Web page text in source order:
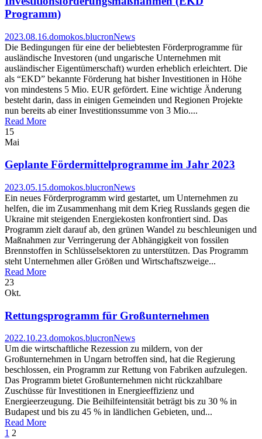
Programm)
2023.08.16.domokos.blucronNews
Die Bedingungen für eine der beliebtesten Förderprogramme für
ausländische Investoren (und ungarische Unternehmen mit
ausländischer Eigentümerschaft) wurden erheblich erleichtert. Die
als “EKD” bekannte Förderung hat bisher Investitionen in Höhe
von mindestens 5 Mio. EUR gefördert. Eine wichtige Änderung
besteht darin, dass in einigen Gemeinden und Regionen Projekte
nun bereits ab einer Investitionssumme von 3 Mio....
Read More
15
Mai
Geplante Fördermittelprogramme im Jahr 2023
2023.05.15.domokos.blucronNews
Ein neues Förderprogramm wird gestartet, um Unternehmen zu
helfen, die im Zusammenhang mit dem Krieg Russlands gegen die
Ukraine mit steigenden Energiekosten konfrontiert sind. Das
Programm zielt darauf ab, den grünen Wandel zu beschleunigen und
Maßnahmen zur Verringerung der Abhängigkeit von fossilen
Brennstoffen in Schlüsselsektoren zu unterstützen. Das Programm
steht Unternehmen aller Größen und Wirtschaftszweige...
Read More
23
Okt.
Rettungsprogramm für Großunternehmen
2022.10.23.domokos.blucronNews
Um die wirtschaftliche Rezession zu mildern, von der
Großunternehmen in Ungarn betroffen sind, hat die Regierung
beschlossen, ein Programm zur Rettung von Fabriken aufzulegen.
Das Programm bietet Großunternehmen nicht rückzahlbare
Zuschüsse für Investitionen in Energieeffizienz und
Energieerzeugung. Die Beihilfeintensität beträgt bis zu 30 % in
Budapest und bis zu 45 % in ländlichen Gebieten, und...
Read More
1 2